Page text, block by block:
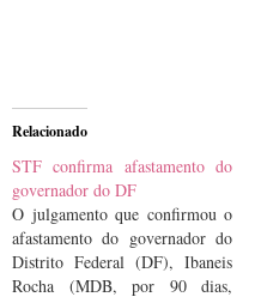
Relacionado
STF confirma afastamento do
governador do DF
O julgamento que confirmou o
afastamento do governador do
Distrito Federal (DF), Ibaneis
Rocha (MDB, por 90 dias,